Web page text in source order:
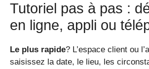
Tutoriel pas à pas :
en ligne, appli ou
Le plus rapide? L’espace client ou
saisissez la date, le lieu, les